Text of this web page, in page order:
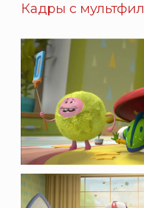
Кадры с